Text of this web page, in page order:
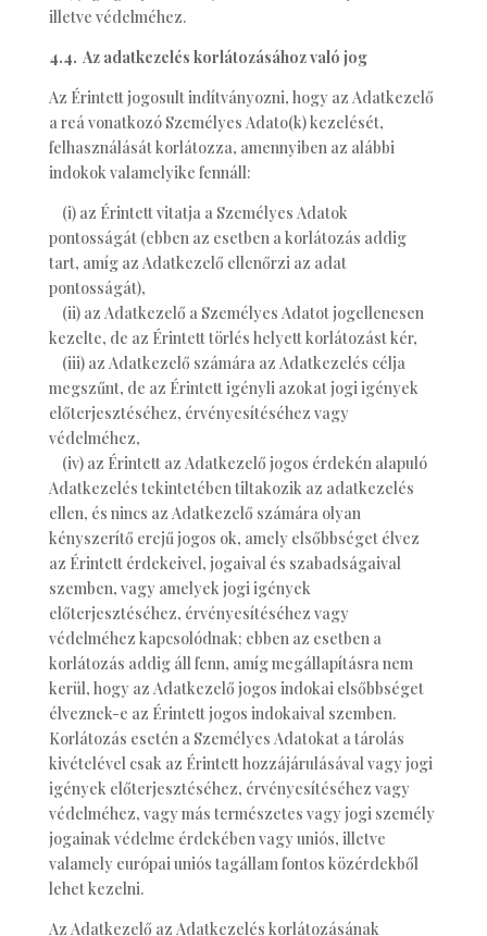
illetve védelméhez.
4.4. Az adatkezelés korlátozásához való jog
Az Érintett jogosult indítványozni, hogy az Adatkezelő
a reá vonatkozó Személyes Adato(k) kezelését,
felhasználását korlátozza, amennyiben az alábbi
indokok valamelyike fennáll:
(i) az Érintett vitatja a Személyes Adatok
pontosságát (ebben az esetben a korlátozás addig
tart, amíg az Adatkezelő ellenőrzi az adat
pontosságát),
(ii) az Adatkezelő a Személyes Adatot jogellenesen
kezelte, de az Érintett törlés helyett korlátozást kér,
(iii) az Adatkezelő számára az Adatkezelés célja
megszűnt, de az Érintett igényli azokat jogi igények
előterjesztéséhez, érvényesítéséhez vagy
védelméhez,
(iv) az Érintett az Adatkezelő jogos érdekén alapuló
Adatkezelés tekintetében tiltakozik az adatkezelés
ellen, és nincs az Adatkezelő számára olyan
kényszerítő erejű jogos ok, amely elsőbbséget élvez
az Érintett érdekeivel, jogaival és szabadságaival
szemben, vagy amelyek jogi igények
előterjesztéséhez, érvényesítéséhez vagy
védelméhez kapcsolódnak; ebben az esetben a
korlátozás addig áll fenn, amíg megállapításra nem
kerül, hogy az Adatkezelő jogos indokai elsőbbséget
élveznek-e az Érintett jogos indokaival szemben.
Korlátozás esetén a Személyes Adatokat a tárolás
kivételével csak az Érintett hozzájárulásával vagy jogi
igények előterjesztéséhez, érvényesítéséhez vagy
védelméhez, vagy más természetes vagy jogi személy
jogainak védelme érdekében vagy uniós, illetve
valamely európai uniós tagállam fontos közérdekből
lehet kezelni.
Az Adatkezelő az Adatkezelés korlátozásának